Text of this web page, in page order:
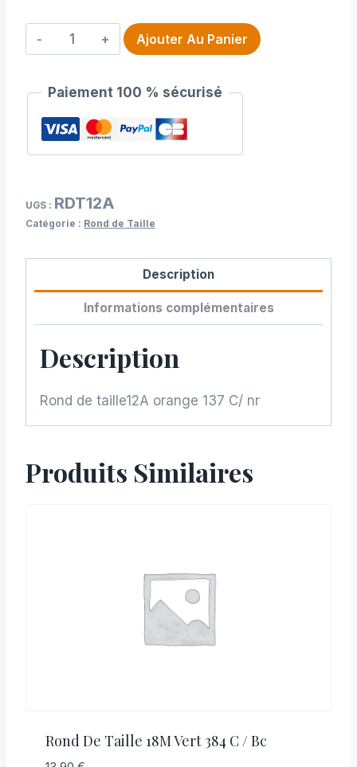
quantité
de
de
taille
12A
C/
nr
Ajouter Au Panier
Paiement 100 % sécurisé
UGS : RDT12A
Catégorie : Rond de Taille
Description
Informations complémentaires
Description
Rond de taille12A orange 137 C/ nr
Produits Similaires
Rond De Taille 18M Vert 384 C / Bc